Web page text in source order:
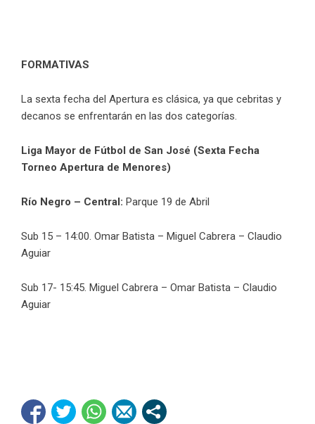
FORMATIVAS
La sexta fecha del Apertura es clásica, ya que cebritas y
decanos se enfrentarán en las dos categorías.
Liga Mayor de Fútbol de San José (Sexta Fecha
Torneo Apertura de Menores)
Río Negro – Central: Parque 19 de Abril
Sub 15 – 14:00. Omar Batista – Miguel Cabrera – Claudio
Aguiar
Sub 17- 15:45. Miguel Cabrera – Omar Batista – Claudio
Aguiar